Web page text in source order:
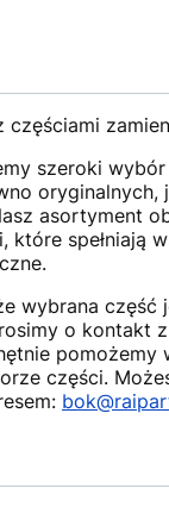
częściami
szeroki
oryginalnych,
asortyment
które spełniają
wybrana część
o kontakt
części.